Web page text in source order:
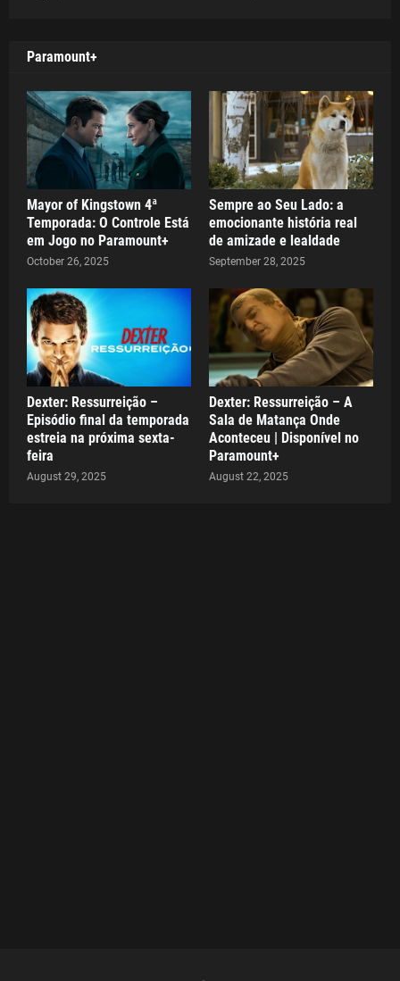
Paramount+
Mayor of Kingstown 4ª
Temporada: O Controle Está
em Jogo no Paramount+
October 26, 2025
Sempre ao Seu Lado: a
emocionante história real
de amizade e lealdade
September 28, 2025
Dexter: Ressurreição –
Episódio final da temporada
estreia na próxima sexta-
feira
August 29, 2025
Dexter: Ressurreição – A
Sala de Matança Onde
Aconteceu | Disponível no
Paramount+
August 22, 2025